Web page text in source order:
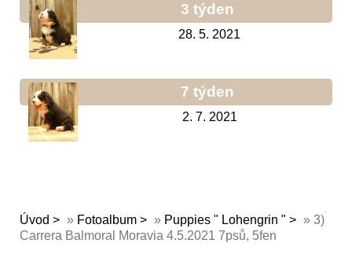
3 týden
28. 5. 2021
7 týden
2. 7. 2021
Úvod » Fotoalbum » Puppies " Lohengrin " » 3)
Carrera Balmoral Moravia 4.5.2021 7psů, 5fen